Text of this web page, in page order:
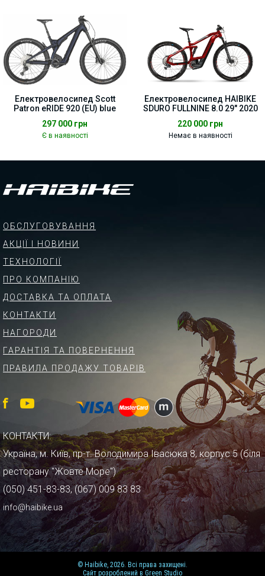
Електровелосипед Scott
Patron eRIDE 920 (EU) blue
297 000 грн
Є в наявності
Електровелосипед HAIBIKE
SDURO FULLNINE 8.0 29" 2020
220 000 грн
Немає в наявності
ОБСЛУГОВУВАННЯ
АКЦІЇ І НОВИНИ
ТЕХНОЛОГІЇ
ПРО КОМПАНІЮ
ДОСТАВКА ТА ОПЛАТА
КОНТАКТИ
НАГОРОДИ
ГАРАНТІЯ ТА ПОВЕРНЕННЯ
ПРАВИЛА ПРОДАЖУ ТОВАРІВ
КОНТАКТИ:
Україна, м. Київ, пр-т. Володимира Івасюка 8, корпус 5 (біля
ресторану "Жовте Море")
(050) 451-83-83, (067) 009 83 83
info@haibike.ua
© Haibike, 2026. Всі права захищені.
Сайт розроблений в Green Studio